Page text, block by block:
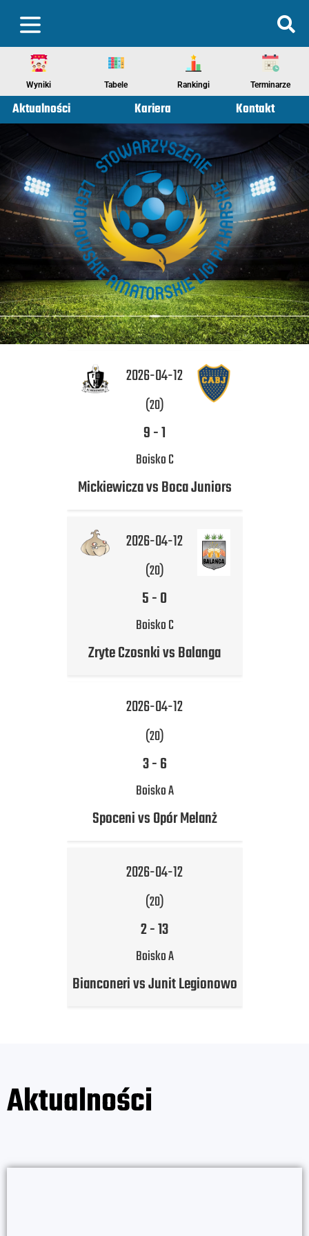
Wyniki Tabele Rankingi Terminarze
Aktualności Kariera Kontakt
2026-04-12
(20)
9-1
Boisko C
Mickiewicza vs Boca Juniors
2026-04-12
(20)
5-0
Boisko C
Zryte Czosnki vs Balanga
2026-04-12
(20)
3-6
Boisko A
Spoceni vs Opór Melanż
2026-04-12
(20)
2-13
Boisko A
Bianconeri vs Junit Legionowo
Aktualności